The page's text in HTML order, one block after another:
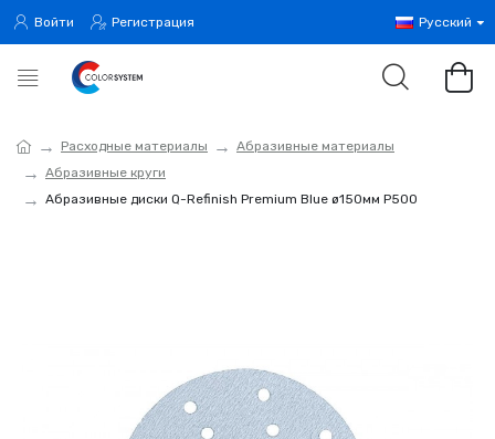
Войти Регистрация Русский
Расходные материалы
Абразивные материалы
Абразивные круги
Абразивные диски Q-Refinish Premium Blue ø150мм P500